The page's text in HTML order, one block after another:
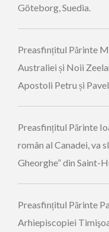
Göteborg, Suedia.
Preasfințitul Părinte
Australiei și Noii
Apostoli Petru și
Preasfințitul Părinte
român al Canadei, va
Gheorghe” din Saint-
Preasfințitul Părinte
Arhiepiscopiei